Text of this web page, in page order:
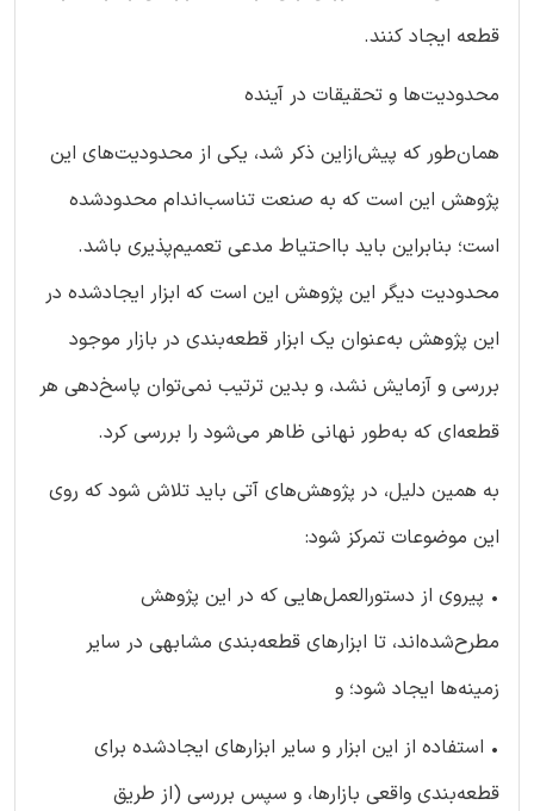
قطعه ایجاد کنند.
محدودیت‌ها و تحقیقات در آینده
همان‌طور که پیش‌ازاین ذکر شد، یکی از محدودیت‌های این
پژوهش این است که به صنعت تناسب‌اندام محدودشده
است؛ بنابراین باید بااحتیاط مدعی تعمیم‌پذیری باشد.
محدودیت دیگر این پژوهش این است که ابزار ایجادشده در
این پژوهش به‌عنوان یک ابزار قطعه‌بندی در بازار موجود
بررسی و آزمایش نشد، و بدین ترتیب نمی‌توان پاسخ‌دهی هر
قطعه‌ای که به‌طور نهانی ظاهر می‌شود را بررسی کرد.
به همین دلیل، در پژوهش‌های آتی باید تلاش شود که روی
این موضوعات تمرکز شود:
• پیروی از دستورالعمل‌هایی که در این پژوهش
مطرح‌شده‌اند، تا ابزارهای قطعه‌بندی مشابهی در سایر
زمینه‌ها ایجاد شود؛ و
• استفاده از این ابزار و سایر ابزارهای ایجادشده برای
قطعه‌بندی واقعی بازارها، و سپس بررسی (از طریق